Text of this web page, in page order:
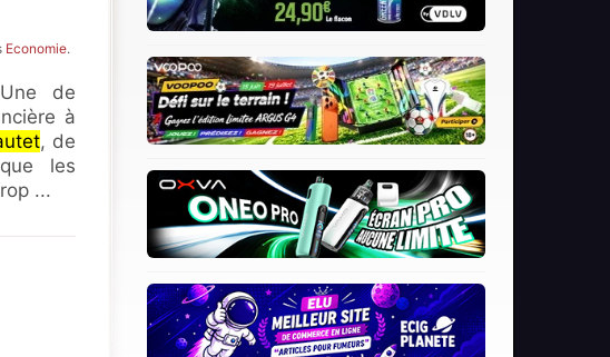
Economie.
de
à
, de
les
...